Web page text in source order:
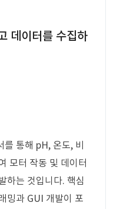
데이터를 수집하
통해 pH, 온도, 비
모터 작동 및 데이터
하는 것입니다. 핵심
밍과 GUI 개발이 포